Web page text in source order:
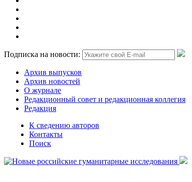
Подписка на новости:
Архив выпусков
Архив новостей
О журнале
Редакционный совет и редакционная коллегия
Редакция
К сведению авторов
Контакты
Поиск